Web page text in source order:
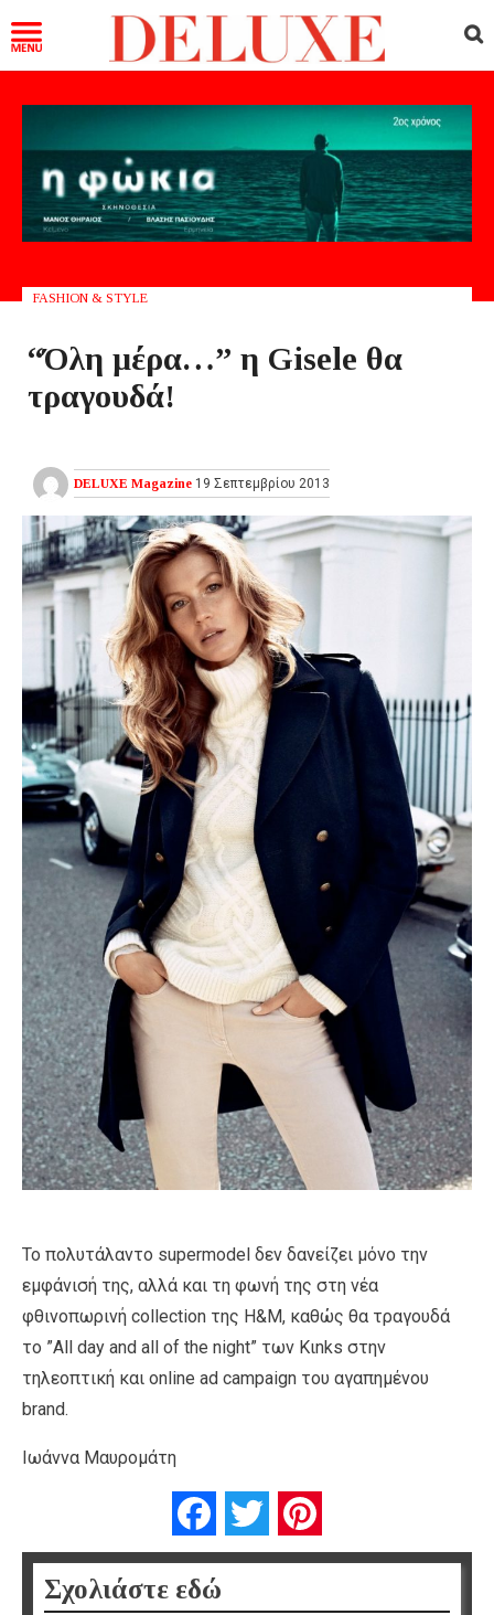
FASHION & STYLE
“Όλη μέρα…” η Gisele θα
τραγουδά!
DELUXE Magazine 19 Σεπτεμβρίου 2013
To πολυτάλαντο supermodel δεν δανείζει μόνο την
εμφάνισή της, αλλά και τη φωνή της στη νέα
φθινοπωρινή collection της Η&M, καθώς θα τραγουδά
το ”Αll day and all of the night” των Κιnks στην
τηλεοπτική και οnline ad campaign του αγαπημένου
brand.
Ιωάννα Μαυρομάτη
FacebookTwitter
Σχολιάστε εδώ